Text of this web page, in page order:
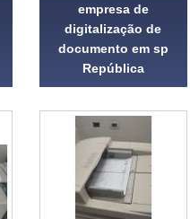
empresa de
digitalização de
documento em sp
República